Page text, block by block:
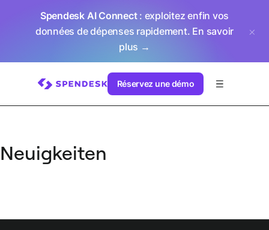
Spendesk AI Connect: exploitez enfin vos
données de dépenses rapidement. En savoir
plus →
Réservez une démo
Neuigkeiten